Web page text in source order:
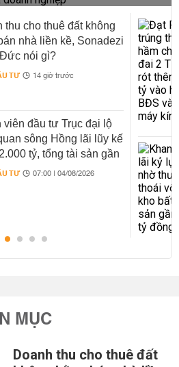
thu cho thuê đất không
nhà liền kề, Sonadezi
nói gì?
TƯ 14 giờ trước
viên đầu tư Trục đại lộ
sông Hồng lãi lũy kế
tỷ, tổng tài sản gần
TƯ 07:00 | 04/08/2026
MỤC
Doanh thu cho thuê đất